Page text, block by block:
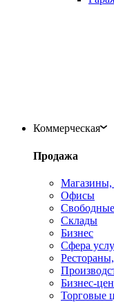
Коммерческая
Продажа
Магазины,
Офисы
Склады
Бизнес
Сфера
Бизнес-
Торговые